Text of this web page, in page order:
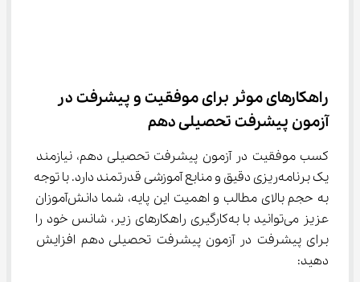
راهکارهای موثر برای موفقیت و پیشرفت در
آزمون پیشرفت تحصیلی دهم
کسب موفقیت در آزمون پیشرفت تحصیلی دهم، نیازمند
یک برنامه‌ریزی دقیق و منابع آموزشی قدرتمند دارد. با توجه
به حجم بالای مطالب و اهمیت این پایه، شما دانش‌آموزان
عزیز می‌توانید با به‌کارگیری راهکارهای زیر، شانس خود را
برای پیشرفت در آزمون پیشرفت تحصیلی دهم افزایش
دهید: